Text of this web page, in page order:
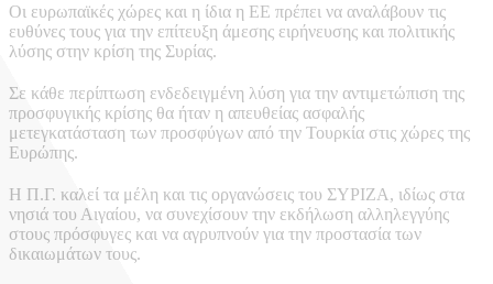
Οι ευρωπαϊκές χώρες και η ίδια η ΕΕ πρέπει να αναλάβουν τις
ευθύνες τους για την επίτευξη άμεσης ειρήνευσης και πολιτικής
λύσης στην κρίση της Συρίας.
Σε κάθε περίπτωση ενδεδειγμένη λύση για την αντιμετώπιση της
προσφυγικής κρίσης θα ήταν η απευθείας ασφαλής
μετεγκατάσταση των προσφύγων από την Τουρκία στις χώρες της
Ευρώπης.
Η Π.Γ. καλεί τα μέλη και τις οργανώσεις του ΣΥΡΙΖΑ, ιδίως στα
νησιά του Αιγαίου, να συνεχίσουν την εκδήλωση αλληλεγγύης
στους πρόσφυγες και να αγρυπνούν για την προστασία των
δικαιωμάτων τους.